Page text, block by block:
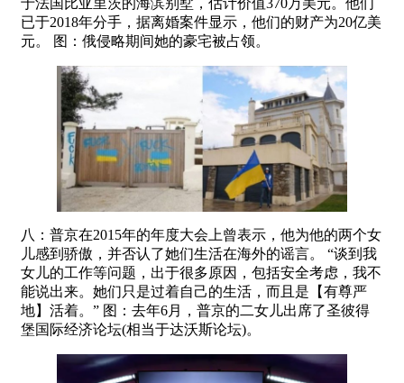
已于2018年分手，据离婚案件显示，他们的财产为20亿美
元。 图：俄侵略期间她的豪宅被占领。
八：普京在2015年的年度大会上曾表示，他为他的两个女
儿感到骄傲，并否认了她们生活在海外的谣言。 “谈到我
女儿的工作等问题，出于很多原因，包括安全考虑，我不
能说出来。她们只是过着自己的生活，而且是【有尊严
地】活着。” 图：去年6月，普京的二女儿出席了圣彼得
堡国际经济论坛(相当于达沃斯论坛)。